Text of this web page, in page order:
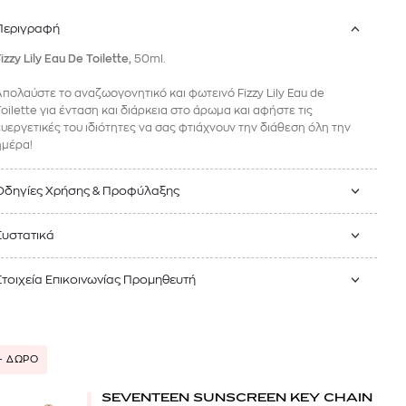
Lily Eau De Toilette, 50ml.
το αναζωογονητικό και φωτεινό Fizzy Lily Eau de
για ένταση και διάρκεια στο άρωμα και αφήστε τις
του ιδιότητες να σας φτιάχνουν την διάθεση όλη την
Χρήσης & Προφύλαξης
Επικοινωνίας Προμηθευτή
ΔΩΡΟ
SEVENTEEN SUNSCREEN KEY CHAIN